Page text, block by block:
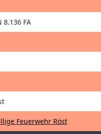
8.136 FA
Feuerwehr Röst